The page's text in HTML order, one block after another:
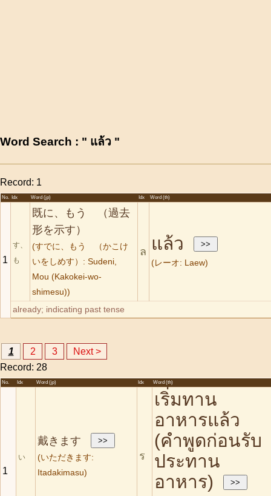
Word Search : " แล้ว "
Record: 1
No. Idx Word (jp) Idx Word (th)
1
す、
も
既に、もう （過去
形を示す）
(すでに、もう （かこけ
いをしめす）: Sudeni,
Mou (Kakokei-wo-
shimesu))
ล แล้ว
(レーオ: Laew)
already; indicating past tense
1 2 3
Next >
Record: 28
No. Idx Word (jp) Idx Word (th)
1
い
戴きます
(いただきます:
Itadakimasu)
ร
เริ่มทาน
อาหารแล้ว
(คำพูดก่อนรับ
ประทาน
อาหาร)